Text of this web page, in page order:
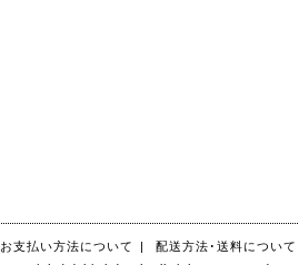
お支払い方法について | 配送方法･送料について